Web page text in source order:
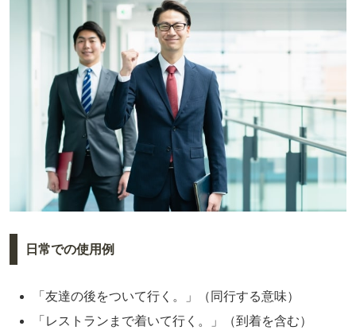
日常での使用例
「友達の後をついて行く。」（同行する意味）
「レストランまで着いて行く。」（到着を含む）